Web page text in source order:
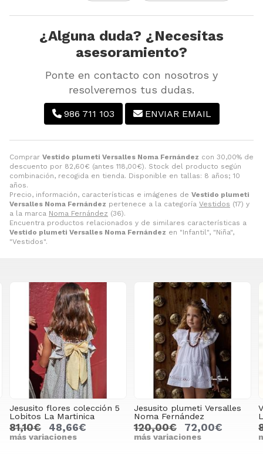
Comprar Vestido plumeti Versalles Noma Fernández con 30,00% de
descuento por 82,60€ (antes 118,00€). Stock del producto según
combinación, recogida en tienda. Disponible en tallas: 8 años; 10
años.
Precio, información, características e imágenes de Vestido plumeti
Versalles Noma Fernández pertenece a la categoría Vestidos (17) y
a la marca Noma Fernández (36).
Encuentra productos relacionados y de similares características a
Vestido plumeti Versalles Noma Fernández en "Infantil", "Niña",
"Vestidos".
¿Alguna duda? ¿Necesitas
asesoramiento?
Ponte en contacto con nosotros y
resolveremos tus dudas.
986 711 103 ENVIAR EMAIL
flores colección 5
La Martinica
48,66€
variaciones
Jesusito plumeti Versalles
Noma Fernández
120,00€ 72,00€
más variaciones
La
más